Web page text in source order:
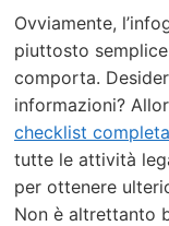
Ovviamente,
piuttosto
comporta.
informazioni?
checklist
tutte le attività
per ottenere
Non è altrettanto